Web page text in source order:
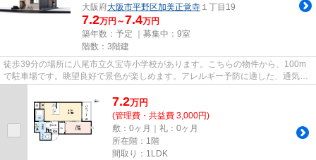
大阪府大阪市平野区加美正覚寺 １丁目19
7.2万円～7.4万円
築年数：予定 ｜募集中： 9室
階数：3階建
徒歩39分の場所に八尾市立久宝寺小学校があります。こちらの物件から、100m
で駐車場です。眺望良好で景色が楽しめます。アレルギー予防に適した、通気性
の良い安心の物件です。健康な...
7.2万円
(管理費・共益費 3,000円)
敷：0ヶ月｜礼：0ヶ月
所在階：1階
間取り：1LDK